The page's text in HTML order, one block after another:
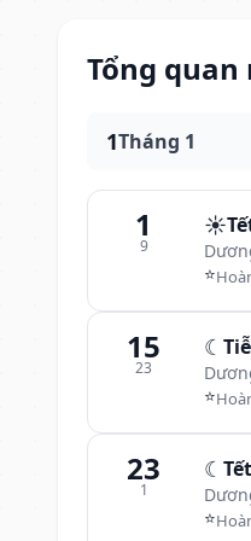
Tổng quan
1Tháng 1
1
9
☀️
⭐
15
23
☾
⭐
23
1
☾
⭐